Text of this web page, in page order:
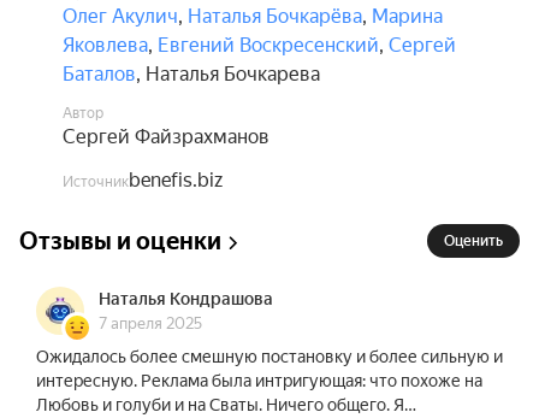
Олег Акулич, Наталья Бочкарёва, Марина
Яковлева, Евгений Воскресенский, Сергей
Баталов, Наталья Бочкарева
Автор
Сергей Файзрахманов
Источникbenefis.biz
Отзывы и оценки Оценить
Наталья Кондрашова
7 апреля 2025
Ожидалось более смешную постановку и более сильную и
интересную. Реклама была интригующая: что похоже на
Любовь и голуби и на Сваты. Ничего общего. Я…